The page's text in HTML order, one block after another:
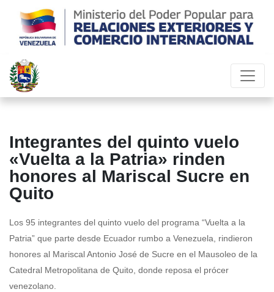
Integrantes del quinto vuelo
«Vuelta a la Patria» rinden
honores al Mariscal Sucre en
Quito
Los 95 integrantes del quinto vuelo del programa “Vuelta a la
Patria” que parte desde Ecuador rumbo a Venezuela, rindieron
honores al Mariscal Antonio José de Sucre en el Mausoleo de la
Catedral Metropolitana de Quito, donde reposa el prócer
venezolano.